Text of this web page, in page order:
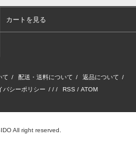
カートを見る
て / 配送・送料について / 返品について /
バシーポリシー / / / RSS / ATOM
All right reserved.